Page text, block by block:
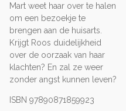
Mart weet haar over te halen
om een bezoekje te
brengen aan de huisarts.
Krijgt Roos duidelijkheid
over de oorzaak van haar
klachten? En zal ze weer
zonder angst kunnen leven?
ISBN 97890871859923